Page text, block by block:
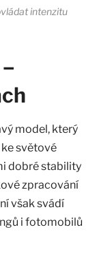
intenzitu
model, který
světové
dobré stability
zpracování
však svádí
i fotomobilů